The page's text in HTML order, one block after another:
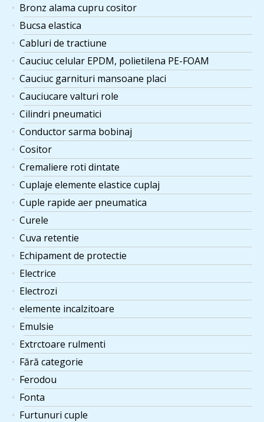
Bronz alama cupru cositor
Bucsa elastica
Cabluri de tractiune
Cauciuc celular EPDM, polietilena PE-FOAM
Cauciuc garnituri mansoane placi
Cauciucare valturi role
Cilindri pneumatici
Conductor sarma bobinaj
Cositor
Cremaliere roti dintate
Cuplaje elemente elastice cuplaj
Cuple rapide aer pneumatica
Curele
Cuva retentie
Echipament de protectie
Electrice
Electrozi
elemente incalzitoare
Emulsie
Extrctoare rulmenti
Fără categorie
Ferodou
Fonta
Furtunuri cuple